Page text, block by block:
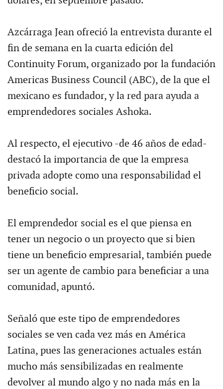
Azcárraga Jean ofreció la entrevista durante el
fin de semana en la cuarta edición del
Continuity Forum, organizado por la fundación
Americas Business Council (ABC), de la que el
mexicano es fundador, y la red para ayuda a
emprendedores sociales Ashoka.
Al respecto, el ejecutivo -de 46 años de edad-
destacó la importancia de que la empresa
privada adopte como una responsabilidad el
beneficio social.
El emprendedor social es el que piensa en
tener un negocio o un proyecto que si bien
tiene un beneficio empresarial, también puede
ser un agente de cambio para beneficiar a una
comunidad, apuntó.
Señaló que este tipo de emprendedores
sociales se ven cada vez más en América
Latina, pues las generaciones actuales están
mucho más sensibilizadas en realmente
devolver al mundo algo y no nada más en la